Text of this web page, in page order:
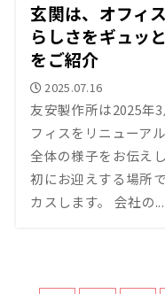
玄関は、オフィ
らしさをギュッ
をご紹介
2025.07.16
友安製作所は2025年
フィスをリニューア
全体の様子をお伝え
初にお迎えする場所
カスします。 会社の...